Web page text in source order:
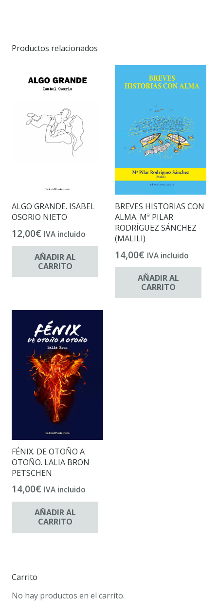
Productos relacionados
ALGO GRANDE. ISABEL
OSORIO NIETO
12,00€ IVA incluido
AÑADIR AL
CARRITO
BREVES HISTORIAS CON
ALMA. Mª PILAR
RODRÍGUEZ SÁNCHEZ
(MALILI)
14,00€ IVA incluido
AÑADIR AL
CARRITO
FÉNIX. DE OTOÑO A
OTOÑO. LALIA BRON
PETSCHEN
14,00€ IVA incluido
AÑADIR AL
CARRITO
Carrito
No hay productos en el carrito.